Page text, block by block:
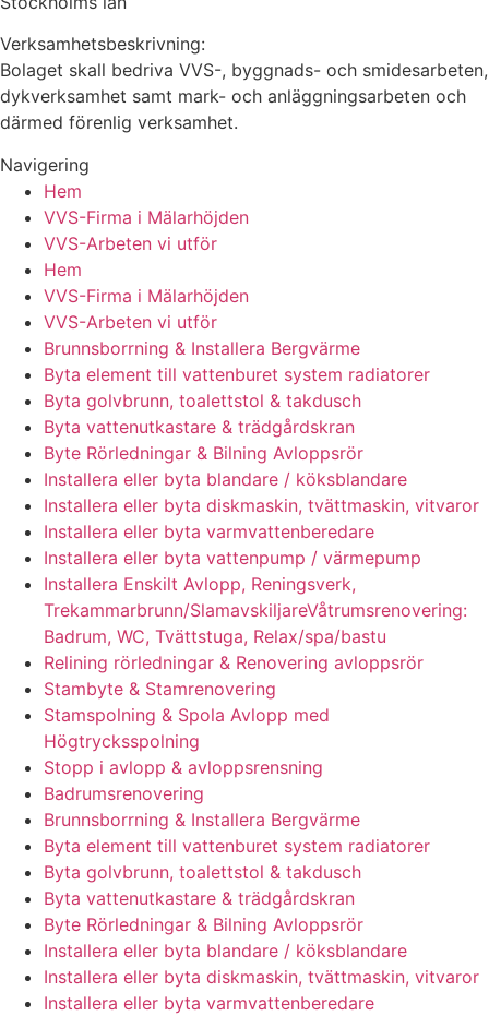
Verksamhetsbeskrivning:
Bolaget skall bedriva VVS-, byggnads- och smidesarbeten,
dykverksamhet samt mark- och anläggningsarbeten och
därmed förenlig verksamhet.
Navigering
Hem
VVS-Firma i Mälarhöjden
VVS-Arbeten vi utför
Hem
VVS-Firma i Mälarhöjden
VVS-Arbeten vi utför
Brunnsborrning & Installera Bergvärme
Byta element till vattenburet system radiatorer
Byta golvbrunn, toalettstol & takdusch
Byta vattenutkastare & trädgårdskran
Byte Rörledningar & Bilning Avloppsrör
Installera eller byta blandare / köksblandare
Installera eller byta diskmaskin, tvättmaskin, vitvaror
Installera eller byta varmvattenberedare
Installera eller byta vattenpump / värmepump
Installera Enskilt Avlopp, Reningsverk,
Trekammarbrunn/SlamavskiljareVåtrumsrenovering:
Badrum, WC, Tvättstuga, Relax/spa/bastu
Relining rörledningar & Renovering avloppsrör
Stambyte & Stamrenovering
Stamspolning & Spola Avlopp med
Högtrycksspolning
Stopp i avlopp & avloppsrensning
Badrumsrenovering
Brunnsborrning & Installera Bergvärme
Byta element till vattenburet system radiatorer
Byta golvbrunn, toalettstol & takdusch
Byta vattenutkastare & trädgårdskran
Byte Rörledningar & Bilning Avloppsrör
Installera eller byta blandare / köksblandare
Installera eller byta diskmaskin, tvättmaskin, vitvaror
Installera eller byta varmvattenberedare